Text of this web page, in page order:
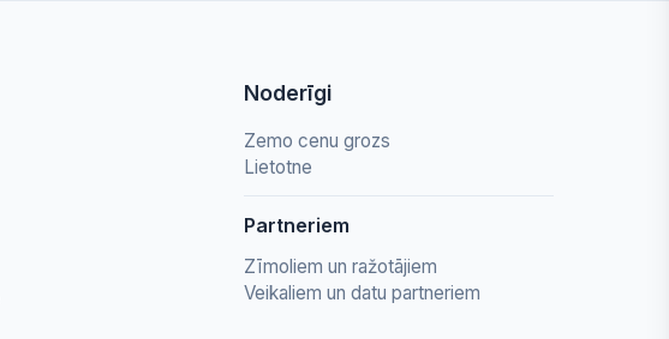
Noderīgi
Zemo cenu grozs
Lietotne
Partneriem
Zīmoliem un ražotājiem
Veikaliem un datu partneriem